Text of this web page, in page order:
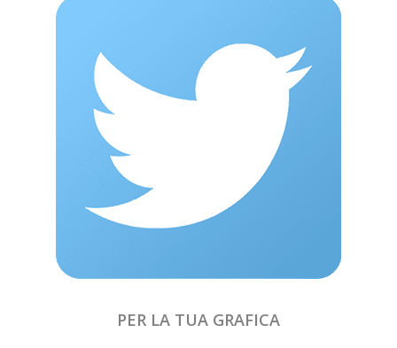
PER LA TUA GRAFICA